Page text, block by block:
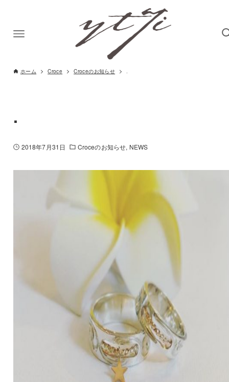
ホーム Croce Croceのお知らせ .
.
2018年7月31日 Croceのお知らせ NEWS